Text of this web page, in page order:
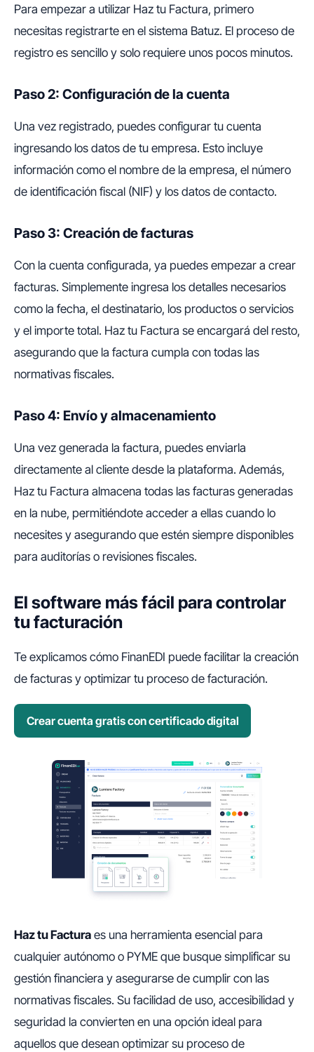
Para empezar a utilizar Haz tu Factura, primero
necesitas registrarte en el sistema Batuz. El proceso de
registro es sencillo y solo requiere unos pocos minutos.
Paso 2: Configuración de la cuenta
Una vez registrado, puedes configurar tu cuenta
ingresando los datos de tu empresa. Esto incluye
información como el nombre de la empresa, el número
de identificación fiscal (NIF) y los datos de contacto.
Paso 3: Creación de facturas
Con la cuenta configurada, ya puedes empezar a crear
facturas. Simplemente ingresa los detalles necesarios
como la fecha, el destinatario, los productos o servicios
y el importe total. Haz tu Factura se encargará del resto,
asegurando que la factura cumpla con todas las
normativas fiscales.
Paso 4: Envío y almacenamiento
Una vez generada la factura, puedes enviarla
directamente al cliente desde la plataforma. Además,
Haz tu Factura almacena todas las facturas generadas
en la nube, permitiéndote acceder a ellas cuando lo
necesites y asegurando que estén siempre disponibles
para auditorías o revisiones fiscales.
El software más fácil para controlar
tu facturación
Te explicamos cómo FinanEDI puede facilitar la creación
de facturas y optimizar tu proceso de facturación.
Crear cuenta gratis con certificado digital
Haz tu Factura es una herramienta esencial para
cualquier autónomo o PYME que busque simplificar su
gestión financiera y asegurarse de cumplir con las
normativas fiscales. Su facilidad de uso, accesibilidad y
seguridad la convierten en una opción ideal para
aquellos que desean optimizar su proceso de